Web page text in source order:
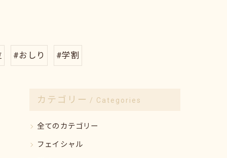
#おしり #学割
カテゴリー Categories
全てのカテゴリー
フェイシャル